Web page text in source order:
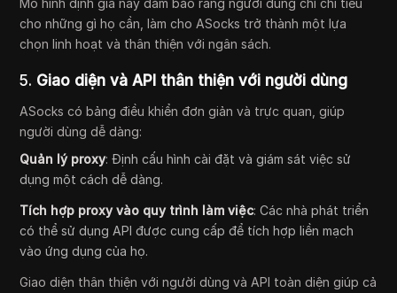
cho những gì họ cần, làm cho ASocks trở thành một lựa
chọn linh hoạt và thân thiện với ngân sách.
5. Giao diện và API thân thiện với người dùng
ASocks có bảng điều khiển đơn giản và trực quan, giúp
người dùng dễ dàng:
Quản lý proxy: Định cấu hình cài đặt và giám sát việc sử
dụng một cách dễ dàng.
Tích hợp proxy vào quy trình làm việc: Các nhà phát triển
có thể sử dụng API được cung cấp để tích hợp liền mạch
vào ứng dụng của họ.
Giao diện thân thiện với người dùng và API toàn diện giúp cả